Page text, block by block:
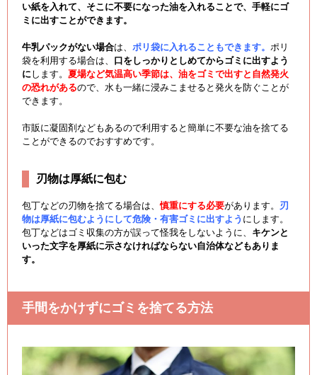
い紙を入れて、そこに不要になった油を入れることで、手軽にゴ
ミに出すことができます。
牛乳パックがない場合は、 ポリ袋に入れることもできます。 ポリ
袋を利用する場合は、 口をしっかりとしめてからゴミに出すよう
にします。 夏場など気温高い季節は、油をゴミで出すと自然発火
の恐れがあるので、水も一緒に浸みこませると発火を防ぐことが
できます。
市販に凝固剤などもあるので利用すると簡単に不要な油を捨てる
ことができるのでおすすめです。
刃物は厚紙に包む
包丁などの刃物を捨てる場合は、慎重にする必要があります。 刃
物は厚紙に包むようにして危険・有害ゴミに出すよう にします。
包丁などはゴミ収集の方が誤って怪我をしないように、 キケンと
いった文字を厚紙に示さなければならない自治体などもありま
す。
手間をかけずにゴミを捨てる方法